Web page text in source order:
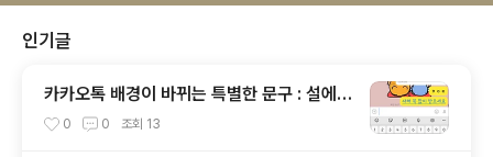
인기글
카카오톡 배경이 바뀌는 특별한 문구 : 설에는
"새해 복 많이 받으세요"/ 수능 때는 "ㅎㅇ
0 0 조회 13